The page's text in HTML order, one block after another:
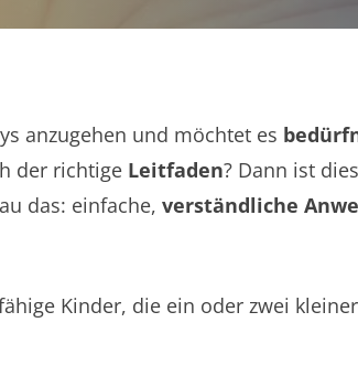
anzugehen und möchtet es
der richtige Leitfaden? Dann ist
das: einfache, verständliche
Kinder, die ein oder zwei